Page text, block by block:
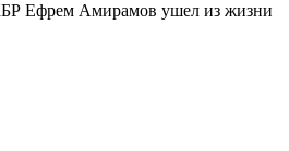
Ефрем Амирамов ушел из жизни